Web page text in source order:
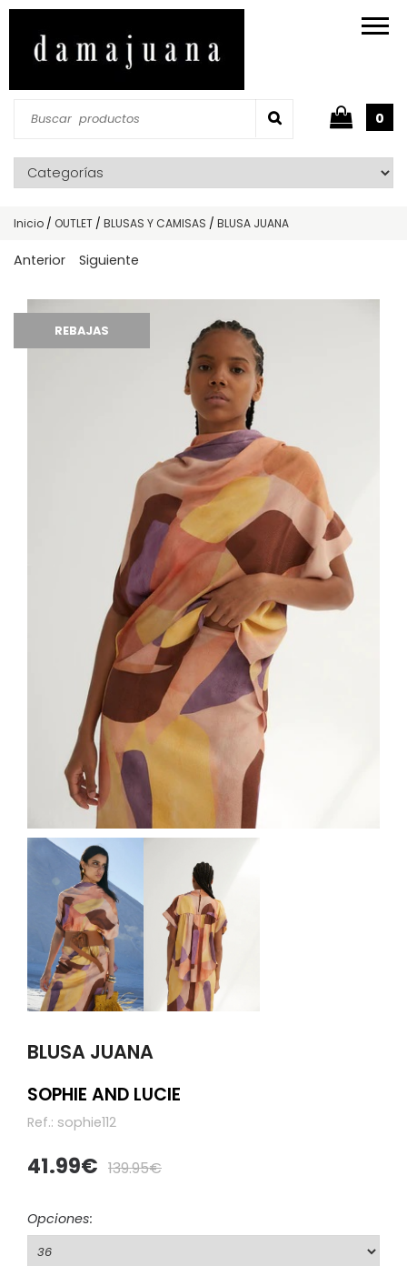
0
Inicio / OUTLET / BLUSAS Y CAMISAS / BLUSA JUANA
Anterior Siguiente
BLUSA JUANA
SOPHIE AND LUCIE
Ref.: sophie112
41.99
REBAJAS
139.95
Opciones: